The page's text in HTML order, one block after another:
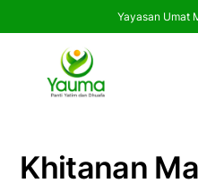
Yayasan Umat
Khitanan